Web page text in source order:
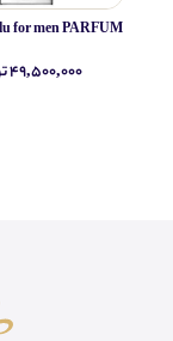
۴۹,۵۰۰,۰۰۰ تومان